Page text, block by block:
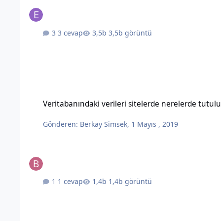
3 cevap 3,5b görüntü
Veritabanındaki verileri sitelerde nerelerde
Gönderen: Berkay Simsek, 1 Mayıs , 2019
1 cevap 1,4b görüntü